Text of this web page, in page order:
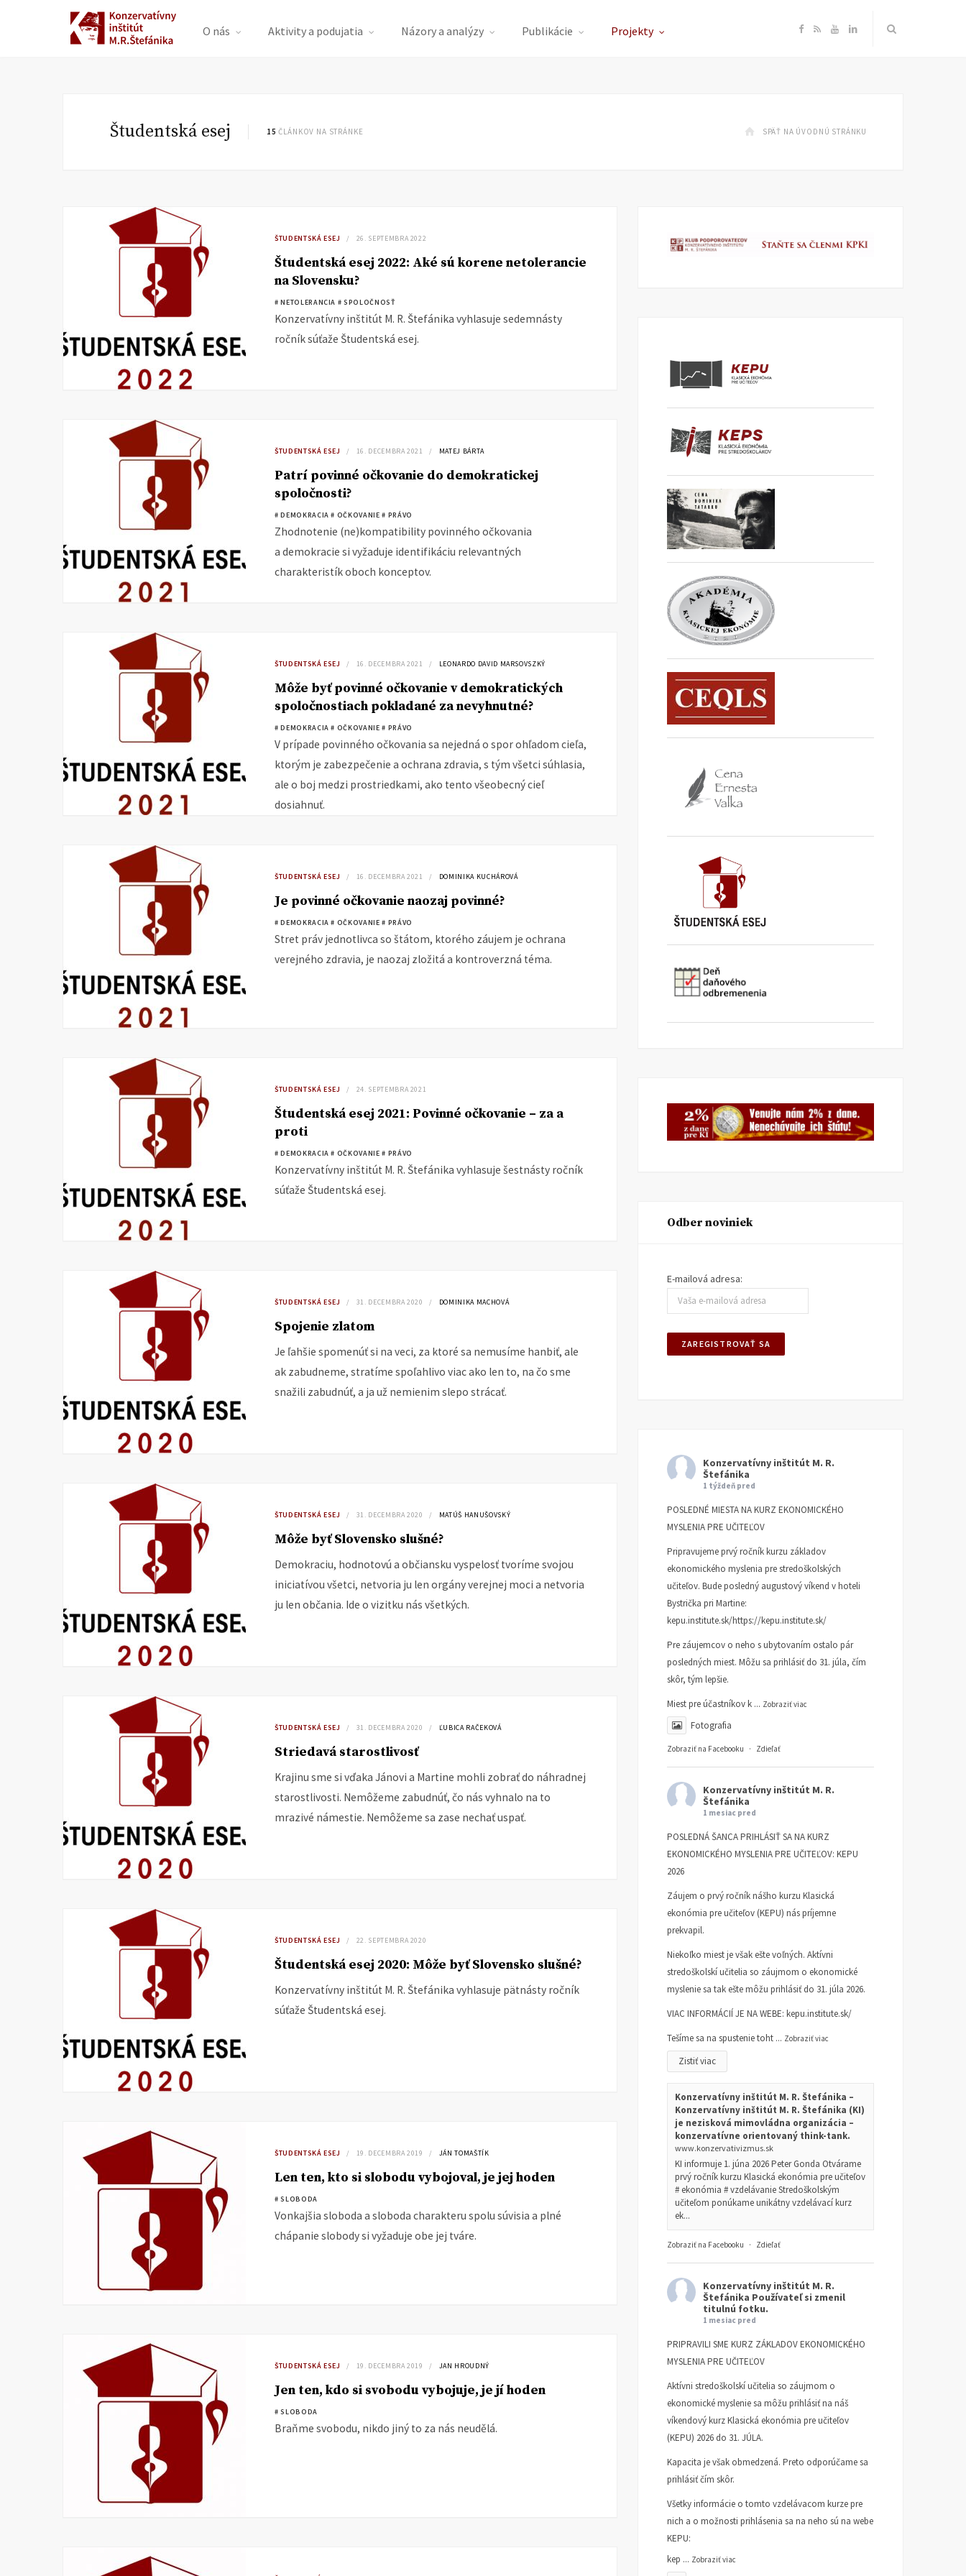
O nás Aktivity a podujatia Názory a analýzy Publikácie Projekty F
e
o
R Y
T
e
L
k
I
Študentská esej 15 ČLÁNKOV NA STRÁNKE SPÄŤ NA ÚVODNÚ STRÁNKU
ŠTUDENTSKÁ ESEJ 26. SEPTEMBRA 2022
Študentská esej 2022: Aké sú korene netolerancie
na Slovensku?
# NETOLERANCIA # SPOLOČNOSŤ
Konzervatívny inštitút M. R. Štefánika vyhlasuje sedemnásty
ročník súťaže Študentská esej.
ŠTUDENTSKÁ ESEJ 16. DECEMBRA 2021 MATEJ BÁRTA
Patrí povinné očkovanie do demokratickej
spoločnosti?
# DEMOKRACIA # OČKOVANIE # PRÁVO
Zhodnotenie (ne)kompatibility povinného očkovania
a demokracie si vyžaduje identifikáciu relevantných
charakteristík oboch konceptov.
ŠTUDENTSKÁ ESEJ 16. DECEMBRA 2021 LEONARDO DAVID MARSOVSZKÝ
Môže byť povinné očkovanie v demokratických
spoločnostiach pokladané za nevyhnutné?
# DEMOKRACIA # OČKOVANIE # PRÁVO
V prípade povinného očkovania sa nejedná o spor ohľadom cieľa,
ktorým je zabezpečenie a ochrana zdravia, s tým všetci súhlasia,
ale o boj medzi prostriedkami, ako tento všeobecný cieľ
dosiahnuť.
ŠTUDENTSKÁ ESEJ 16. DECEMBRA 2021 DOMINIKA KUCHÁROVÁ
Je povinné očkovanie naozaj povinné?
# DEMOKRACIA # OČKOVANIE # PRÁVO
Stret práv jednotlivca so štátom, ktorého záujem je ochrana
verejného zdravia, je naozaj zložitá a kontroverzná téma.
ŠTUDENTSKÁ ESEJ 24. SEPTEMBRA 2021
Študentská esej 2021: Povinné očkovanie – za a
proti
# DEMOKRACIA # OČKOVANIE # PRÁVO
Konzervatívny inštitút M. R. Štefánika vyhlasuje šestnásty ročník
súťaže Študentská esej.
ŠTUDENTSKÁ ESEJ 31. DECEMBRA 2020 DOMINIKA MACHOVÁ
Spojenie zlatom
Je ľahšie spomenúť si na veci, za ktoré sa nemusíme hanbiť, ale
ak zabudneme, stratíme spoľahlivo viac ako len to, na čo sme
snažili zabudnúť, a ja už nemienim slepo strácať.
ŠTUDENTSKÁ ESEJ 31. DECEMBRA 2020 MATÚŠ HANUŠOVSKÝ
Môže byť Slovensko slušné?
Demokraciu, hodnotovú a občiansku vyspelosť tvoríme svojou
iniciatívou všetci, netvoria ju len orgány verejnej moci a netvoria
ju len občania. Ide o vizitku nás všetkých.
ŠTUDENTSKÁ ESEJ 31. DECEMBRA 2020 ĽUBICA RAČEKOVÁ
Striedavá starostlivosť
Krajinu sme si vďaka Jánovi a Martine mohli zobrať do náhradnej
starostlivosti. Nemôžeme zabudnúť, čo nás vyhnalo na to
mrazivé námestie. Nemôžeme sa zase nechať uspať.
ŠTUDENTSKÁ ESEJ 22. SEPTEMBRA 2020
Študentská esej 2020: Môže byť Slovensko slušné?
Konzervatívny inštitút M. R. Štefánika vyhlasuje pätnásty ročník
súťaže Študentská esej.
ŠTUDENTSKÁ ESEJ 19. DECEMBRA 2019 JÁN TOMAŠTÍK
Len ten, kto si slobodu vybojoval, je jej hoden
# SLOBODA
Vonkajšia sloboda a sloboda charakteru spolu súvisia a plné
chápanie slobody si vyžaduje obe jej tváre.
ŠTUDENTSKÁ ESEJ 19. DECEMBRA 2019 JAN HROUDNÝ
Jen ten, kdo si svobodu vybojuje, je jí hoden
# SLOBODA
Braňme svobodu, nikdo jiný to za nás neudělá.
Odber noviniek
E-mailová adresa:
Konzervatívny inštitút M. R.
Štefánika
1 týždeň pred
POSLEDNÉ MIESTA NA KURZ EKONOMICKÉHO
MYSLENIA PRE UČITEĽOV
Pripravujeme prvý ročník kurzu základov
ekonomického myslenia pre stredoškolských
učiteľov. Bude posledný augustový víkend v hoteli
Bystrička pri Martine:
kepu.institute.sk/https://kepu.institute.sk/
Pre záujemcov o neho s ubytovaním ostalo pár
posledných miest. Môžu sa prihlásiť do 31. júla, čím
skôr, tým lepšie.
Miest pre účastníkov k ... Zobraziť viac
Fotografia
Zobraziť na Facebooku · Zdieľať
Konzervatívny inštitút M. R.
Štefánika
1 mesiac pred
POSLEDNÁ ŠANCA PRIHLÁSIŤ SA NA KURZ
EKONOMICKÉHO MYSLENIA PRE UČITEĽOV: KEPU
2026
Záujem o prvý ročník nášho kurzu Klasická
ekonómia pre učiteľov (KEPU) nás príjemne
prekvapil.
Niekoľko miest je však ešte voľných. Aktívni
stredoškolskí učitelia so záujmom o ekonomické
myslenie sa tak ešte môžu prihlásiť do 31. júla 2026.
VIAC INFORMÁCIÍ JE NA WEBE: kepu.institute.sk/
Tešíme sa na spustenie toht ... Zobraziť viac
Zistiť viac
Konzervatívny inštitút M. R. Štefánika –
Konzervatívny inštitút M. R. Štefánika (KI)
je nezisková mimovládna organizácia –
konzervatívne orientovaný think-tank.
www.konzervativizmus.sk
KI informuje 1. júna 2026 Peter Gonda Otvárame
prvý ročník kurzu Klasická ekonómia pre učiteľov
# ekonómia # vzdelávanie Stredoškolským
učiteľom ponúkame unikátny vzdelávací kurz
ek...
Zobraziť na Facebooku · Zdieľať
Konzervatívny inštitút M. R.
Štefánika Používateľ si zmenil
titulnú fotku.
1 mesiac pred
PRIPRAVILI SME KURZ ZÁKLADOV EKONOMICKÉHO
MYSLENIA PRE UČITEĽOV
Aktívni stredoškolskí učitelia so záujmom o
ekonomické myslenie sa môžu prihlásiť na náš
víkendový kurz Klasická ekonómia pre učiteľov
(KEPU) 2026 do 31. JÚLA.
Kapacita je však obmedzená. Preto odporúčame sa
prihlásiť čím skôr.
Všetky informácie o tomto vzdelávacom kurze pre
nich a o možnosti prihlásenia sa na neho sú na webe
KEPU:
kep ... Zobraziť viac